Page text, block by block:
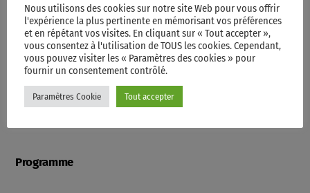
TOP POPULAR
Accueil
Programme
Nous utilisons des cookies sur notre site Web pour vous offrir
l'expérience la plus pertinente en mémorisant vos préférences
et en répétant vos visites. En cliquant sur « Tout accepter »,
vous consentez à l'utilisation de TOUS les cookies. Cependant,
vous pouvez visiter les « Paramètres des cookies » pour
fournir un consentement contrôlé.
Paramètres Cookie Tout accepter